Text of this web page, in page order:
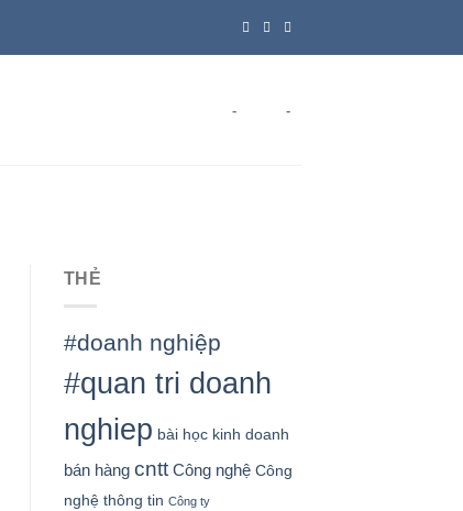
- -
THẺ
#doanh nghiệp
#quan tri doanh
nghiep bài học kinh doanh
bán hàng cntt Công nghệ Công
nghệ thông tin Công ty